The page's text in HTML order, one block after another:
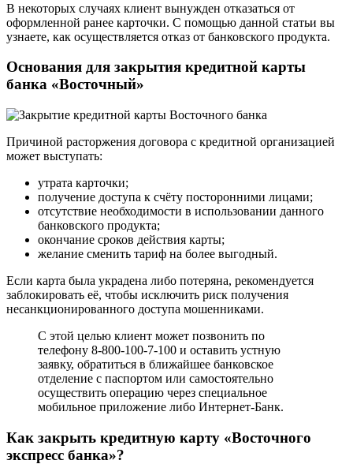
В некоторых случаях клиент вынужден отказаться от
оформленной ранее карточки. С помощью данной статьи вы
узнаете, как осуществляется отказ от банковского продукта.
Основания для закрытия кредитной карты
банка «Восточный»
Причиной расторжения договора с кредитной организацией
может выступать:
утрата карточки;
получение доступа к счёту посторонними лицами;
отсутствие необходимости в использовании данного
банковского продукта;
окончание сроков действия карты;
желание сменить тариф на более выгодный.
Если карта была украдена либо потеряна, рекомендуется
заблокировать её, чтобы исключить риск получения
несанкционированного доступа мошенниками.
С этой целью клиент может позвонить по
телефону 8-800-100-7-100 и оставить устную
заявку, обратиться в ближайшее банковское
отделение с паспортом или самостоятельно
осуществить операцию через специальное
мобильное приложение либо Интернет-Банк.
Как закрыть кредитную карту «Восточного
экспресс банка»?